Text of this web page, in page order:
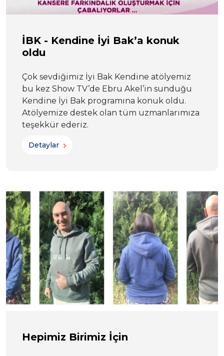
İBK - Kendine İyi Bak’a konuk
oldu
Çok sevdiğimiz İyi Bak Kendine atölyemiz
bu kez Show TV’de Ebru Akel’in sunduğu
Kendine İyi Bak programına konuk oldu.
Atölyemize destek olan tüm uzmanlarımıza
teşekkür ederiz.
Detaylar
Hepimiz Birimiz İçin